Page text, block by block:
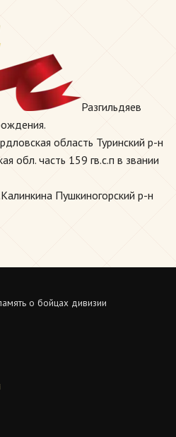
Разгильдяев
область Туринский р-н
обл. часть 159 гв.с.п в звании
Пушкиногорский р-н
о бойцах дивизии